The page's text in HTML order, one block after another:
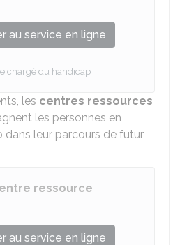
au service en ligne
chargé du handicap
les centres ressources
les personnes en
dans leur parcours de futur
ressource
au service en ligne